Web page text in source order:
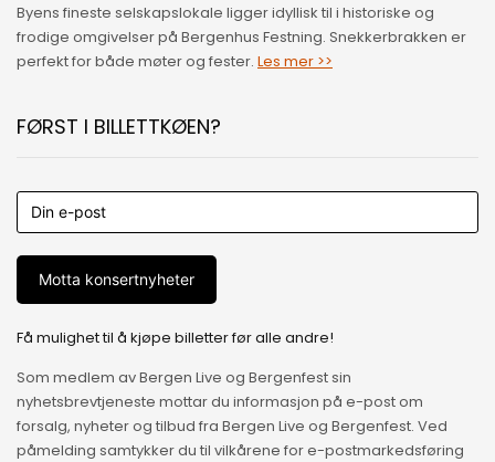
Byens fineste selskapslokale ligger idyllisk til i historiske og
frodige omgivelser på Bergenhus Festning. Snekkerbrakken er
perfekt for både møter og fester. Les mer >>
FØRST I BILLETTKØEN?
Motta konsertnyheter
Få mulighet til å kjøpe billetter før alle andre!
Som medlem av Bergen Live og Bergenfest sin
nyhetsbrevtjeneste mottar du informasjon på e-post om
forsalg, nyheter og tilbud fra Bergen Live og Bergenfest. Ved
påmelding samtykker du til vilkårene for e-postmarkedsføring